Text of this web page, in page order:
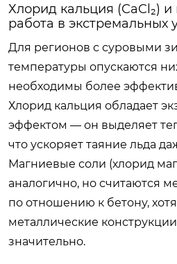
Хлорид кальция (CaCl₂)
работа в экстремальных
Для регионов с суровыми
температуры опускаются
необходимы более
Хлорид кальция обладает
эффектом — он выделяет
что ускоряет таяние льда
Магниевые соли (хлорид
аналогично, но считаются
по отношению к бетону,
металлические
значительно.